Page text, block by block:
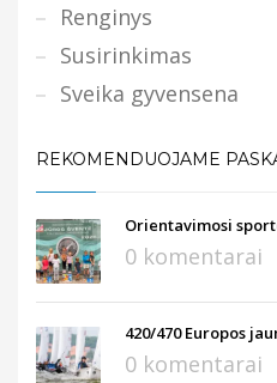
Renginys
Susirinkimas
Sveika gyvensena
REKOMENDUOJAME
Orientavimosi
0 komentarai
420/470 Europos
0 komentarai